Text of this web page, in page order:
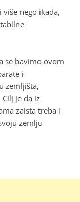
nego ikada,
se bavimo ovom
i
zemljišta,
Cilj je da iz
zaista treba i
zemlju